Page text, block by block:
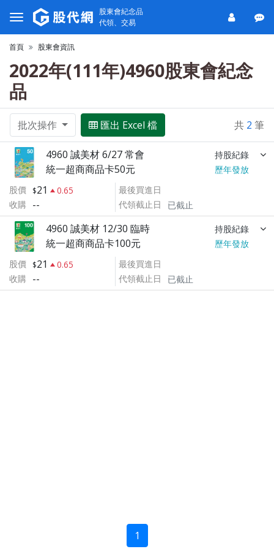
股東會紀念品
代領、交易
首頁 股東會資訊
2022年(111年)4960股東會紀念
品
批次操作 匯出 Excel 檔 共 2 筆
4960 誠美材 6/27 常會 持股紀錄
統一超商商品卡50元
歷年發放
股價
21
0.65
收購 --
最後買進日
代領截止日
已截止
4960 誠美材 12/30 臨時 持股紀錄
統一超商商品卡100元
歷年發放
股價
21
0.65
收購 --
最後買進日
代領截止日
已截止
1